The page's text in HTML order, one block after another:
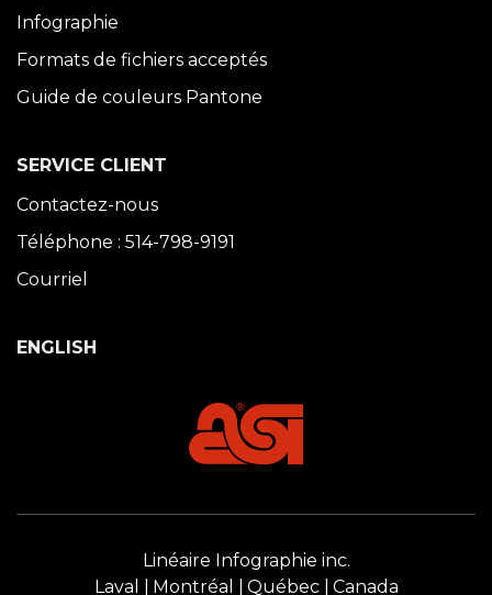
Infographie
Formats de fichiers acceptés
Guide de couleurs Pantone
SERVICE CLIENT
Contactez-nous
Téléphone : 514-798-9191
Courriel
ENGLISH
Linéaire Infographie inc.
Laval
Montréal Québec Canada